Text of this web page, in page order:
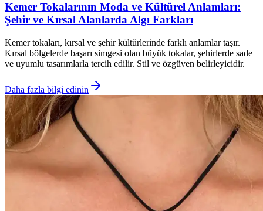
Kemer Tokalarının Moda ve Kültürel Anlamları:
Şehir ve Kırsal Alanlarda Algı Farkları
Kemer tokaları, kırsal ve şehir kültürlerinde farklı anlamlar taşır.
Kırsal bölgelerde başarı simgesi olan büyük tokalar, şehirlerde sade
ve uyumlu tasarımlarla tercih edilir. Stil ve özgüven belirleyicidir.
Daha fazla bilgi edinin